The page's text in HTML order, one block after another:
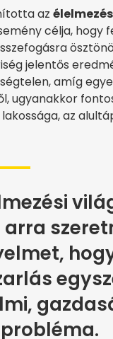
az
célja, hogy
jelentős
amíg
ugyanakkor
az